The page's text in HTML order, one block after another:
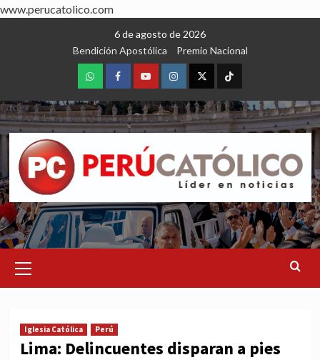
www.perucatolico.com
6 de agosto de 2026
Bendición Apostólica
Premio Nacional
WhatsAppFacebookYoutubeInstagram
X TikTok
Menu
Iglesia Católica Perú
Lima: Delincuentes disparan a pies